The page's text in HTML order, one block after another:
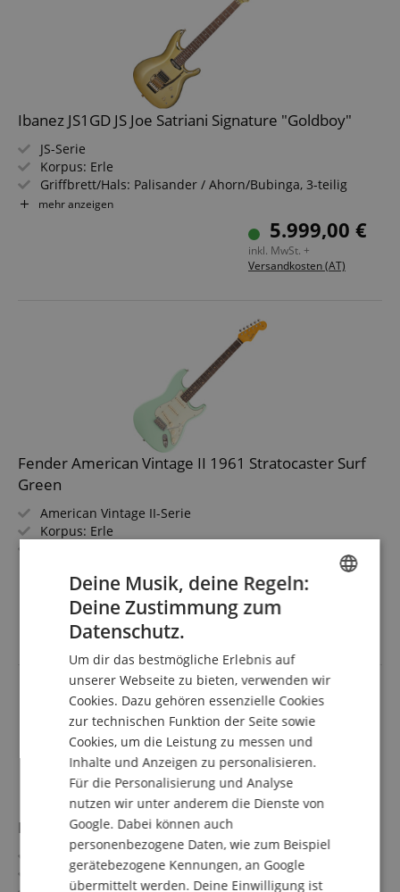
Ibanez JS1GD JS Joe Satriani Signature "Goldboy"
JS-Serie
Korpus: Erle
Griffbrett/Hals: Palisander / Ahorn/Bubinga, 3-teilig
Tonabnehmer: 1x Sustainiac Driver, 1x DiMarzio
Inklusive Hartschalenkoffer und Multi Tool
mehr anzeigen
5.999,00 €
inkl. MwSt. +
Versandkosten (AT)
Fender American Vintage II 1961 Stratocaster Surf
Green
American Vintage II-Serie
Korpus: Erle
Tonabnehmer: 3x Pure Vintage '61 Single-Coil Strat (SSS)
Farbe & Finish: Surf Green, Gloss Nitrocellulose
Inklusive Vintage-Style Brown Koffer mit
orangefarbenem Innenfutter
2.639,00 €
Versandkostenfrei (AT)
Rocktile Sphere Classic E-Gitarre Sunburst
Rocktile Classic-Serie
Korpus: Mahagoni
FRENCH
SPANISH
Deine Musik, deine Regeln:
Deine Zustimmung zum
Datenschutz.
Um dir das bestmögliche Erlebnis auf
unserer Webseite zu bieten, verwenden wir
Cookies. Dazu gehören essenzielle Cookies
zur technischen Funktion der Seite sowie
Cookies, um die Leistung zu messen und
Inhalte und Anzeigen zu personalisieren.
Für die Personalisierung und Analyse
nutzen wir unter anderem die Dienste von
Google. Dabei können auch
personenbezogene Daten, wie zum Beispiel
gerätebezogene Kennungen, an Google
übermittelt werden. Deine Einwilligung ist